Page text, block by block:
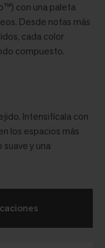
con una paleta
Desde notas más
cada color
compuesto.
Intensifícala con
los espacios más
y una